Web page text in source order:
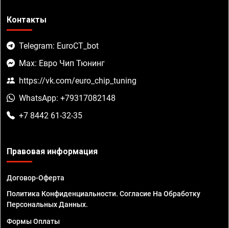
Контакты
Telegram: EuroCT_bot
Max: Евро Чип Тюнинг
https://vk.com/euro_chip_tuning
WhatsApp: +79317082148
+7 8442 61-32-35
Правовая информация
Договор-Оферта
Политика Конфиденциальности. Согласие На Обработку
Персональных Данных.
Формы Оплаты